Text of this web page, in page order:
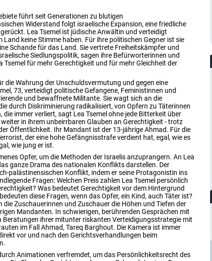
führt seit Generationen zu blutigen
Widerstand folgt israelische Expansion, eine friedliche
Lea Tsemel ist jüdische Anwältin und verteidigt
keine Stimme haben. Für ihre politischen Gegner ist sie
Schande für das Land. Sie vertrete Freiheitskämpfer und
Siedlungspolitik, sagen ihre Befürworterinnen und
für mehr Gerechtigkeit und für mehr Gleichheit der
Wahrung der Unschuldsvermutung und gegen eine
73, verteidigt politische Gefangene, Feministinnen und
und bewaffnete Militante. Sie wagt sich an die
durch Diskriminierung radikalisiert, von Opfern zu Täterinnen
die immer verliert, sagt Lea Tsemel ohne jede Bitterkeit über
in ihrem unbeirrbaren Glauben an Gerechtigkeit - trotz
Öffentlichkeit. Ihr Mandant ist der 13-jährige Ahmad. Für die
der eine hohe Gefängnisstrafe verdient hat, egal, wie es
wie jung er ist.
Opfer, um die Methoden der Israelis anzuprangern. An Lea
ganze Drama des nationalen Konflikts darstellen. Der
palästinensischen Konflikt, indem er seine Protagonistin ins
Fragen: Welchen Preis zahlen Lea Tsemel persönlich
Was bedeutet Gerechtigkeit vor dem Hintergrund
diese Fragen, wenn das Opfer, ein Kind, auch Täter ist?
die Zuschauerinnen und Zuschauer die Höhen und Tiefen der
Mandanten. In schwierigen, berührenden Gesprächen mit
Beratungen ihrer mitunter riskanten Verteidigungsstrategie mit
im Fall Ahmad, Tareq Barghout. Die Kamera ist immer
vor und nach den Gerichtsverhandlungen beim
Animationen verfremdet, um das Persönlichkeitsrecht des